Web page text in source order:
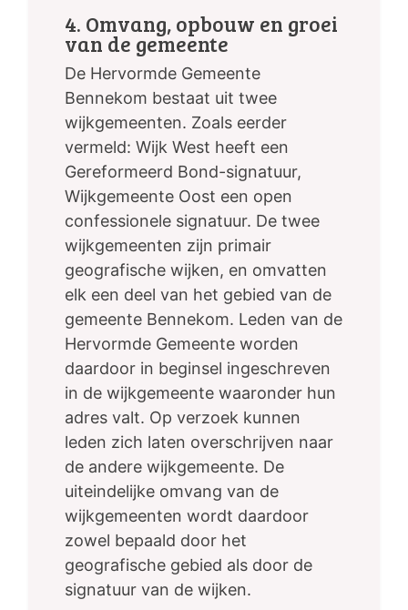
4. Omvang, opbouw en groei
van de gemeente
De Hervormde Gemeente
Bennekom bestaat uit twee
wijkgemeenten. Zoals eerder
vermeld: Wijk West heeft een
Gereformeerd Bond-signatuur,
Wijkgemeente Oost een open
confessionele signatuur. De twee
wijkgemeenten zijn primair
geografische wijken, en omvatten
elk een deel van het gebied van de
gemeente Bennekom. Leden van de
Hervormde Gemeente worden
daardoor in beginsel ingeschreven
in de wijkgemeente waaronder hun
adres valt. Op verzoek kunnen
leden zich laten overschrijven naar
de andere wijkgemeente. De
uiteindelijke omvang van de
wijkgemeenten wordt daardoor
zowel bepaald door het
geografische gebied als door de
signatuur van de wijken.